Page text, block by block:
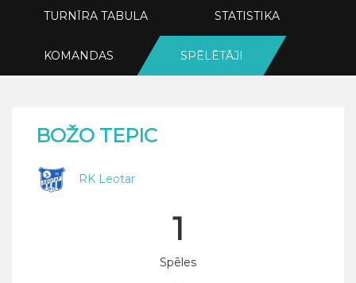
TURNĪRA TABULA STATISTIKA
KOMANDAS SPĒLĒTĀJI
BOŽO TEPIC
RK Leotar
1
Spēles